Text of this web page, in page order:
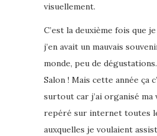
visuellement.
C’est la deuxième fois que
j’en avait un mauvais
monde, peu de
Salon ! Mais cette année ça
surtout car j’ai organisé ma
repéré sur internet toutes
auxquelles je voulaient